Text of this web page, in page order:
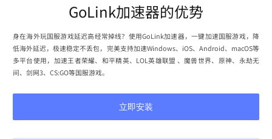
GoLink加速器的优势
身在海外玩国服游戏延迟高经常掉线？使用GoLink加速器，一键加速国服游戏，降
低海外延迟，极速稳定不丢包，完美支持加速Windows、iOS、Android、macOS等
多平台使用，加速王者荣耀、和平精英、LOL英雄联盟 、魔兽世界、原神、永劫无
间、剑网3、CS:GO等国服游戏。
立即安装